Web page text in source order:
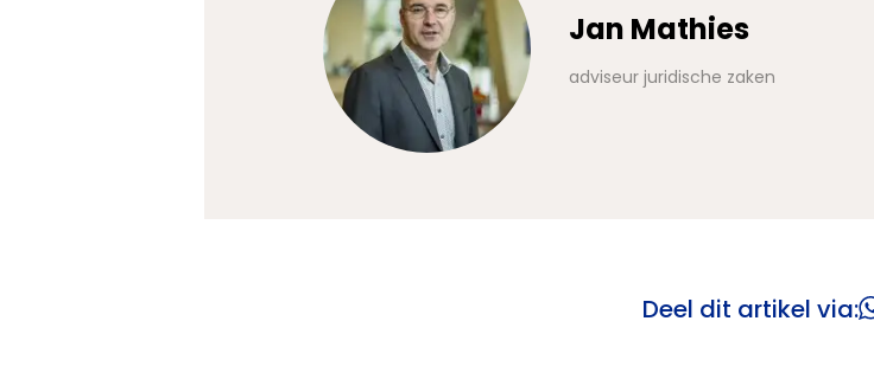
Jan Mathies
adviseur juridische zaken
Deel dit artikel via: